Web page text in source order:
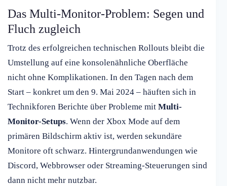
Das Multi-Monitor-Problem: Segen und
Fluch zugleich
Trotz des erfolgreichen technischen Rollouts bleibt die
Umstellung auf eine konsolenähnliche Oberfläche
nicht ohne Komplikationen. In den Tagen nach dem
Start – konkret um den 9. Mai 2024 – häuften sich in
Technikforen Berichte über Probleme mit Multi-
Monitor-Setups. Wenn der Xbox Mode auf dem
primären Bildschirm aktiv ist, werden sekundäre
Monitore oft schwarz. Hintergrundanwendungen wie
Discord, Webbrowser oder Streaming-Steuerungen sind
dann nicht mehr nutzbar.